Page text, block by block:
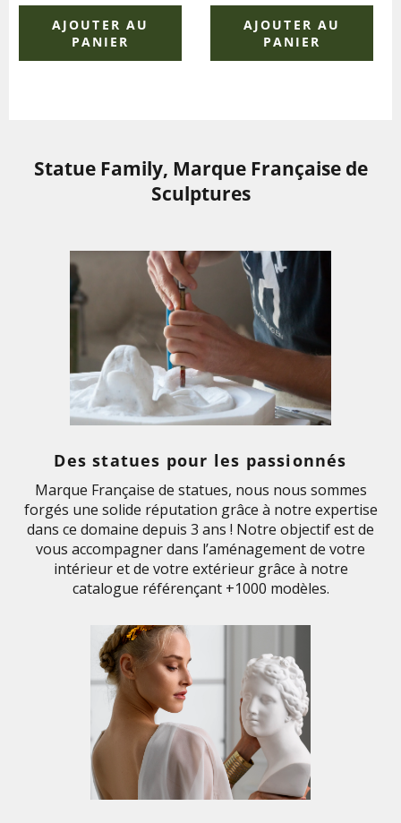
AJOUTER AU
PANIER
AJOUTER AU
PANIER
Statue Family, Marque Française de
Sculptures
Des statues pour les passionnés
Marque Française de statues, nous nous sommes
forgés une solide réputation grâce à notre expertise
dans ce domaine depuis 3 ans ! Notre objectif est de
vous accompagner dans l’aménagement de votre
intérieur et de votre extérieur grâce à notre
catalogue référençant +1000 modèles.